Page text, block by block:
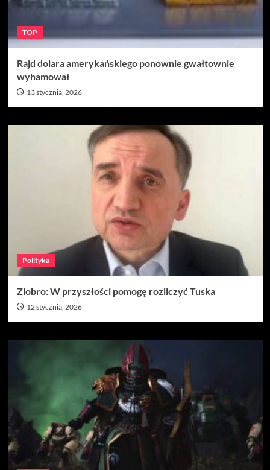
TOP
Rajd dolara amerykańskiego ponownie gwałtownie
wyhamował
13 stycznia, 2026
Polityka
Ziobro: W przyszłości pomogę rozliczyć Tuska
12 stycznia, 2026